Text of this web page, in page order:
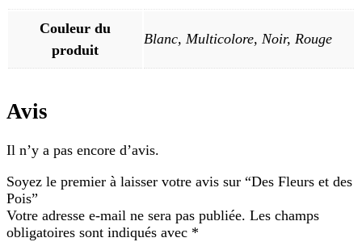
Couleur du
produit
Blanc, Multicolore, Noir, Rouge
Avis
Il n’y a pas encore d’avis.
Soyez le premier à laisser votre avis sur “Des Fleurs et des
Pois”
Votre adresse e-mail ne sera pas publiée. Les champs
obligatoires sont indiqués avec *